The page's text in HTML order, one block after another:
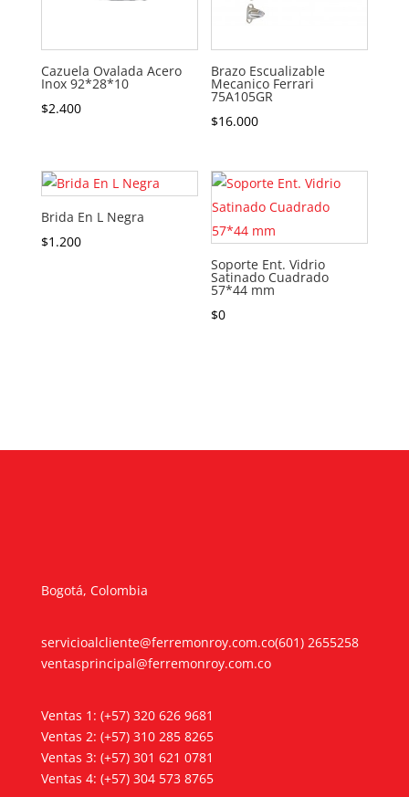
Cazuela Ovalada Acero
Inox 92*28*10
$2.400
Brazo Escualizable
Mecanico Ferrari
75A105GR
$16.000
Brida En L Negra
$1.200
Soporte Ent. Vidrio
Satinado Cuadrado
57*44 mm
$0
Bogotá, Colombia
servicioalcliente@ferremonroy.com.co
ventasprincipal@ferremonroy.com.co
(601) 2655258
Ventas 1: (+57) 320 626 9681
Ventas 2: (+57) 310 285 8265
Ventas 3: (+57) 301 621 0781
Ventas 4: (+57) 304 573 8765